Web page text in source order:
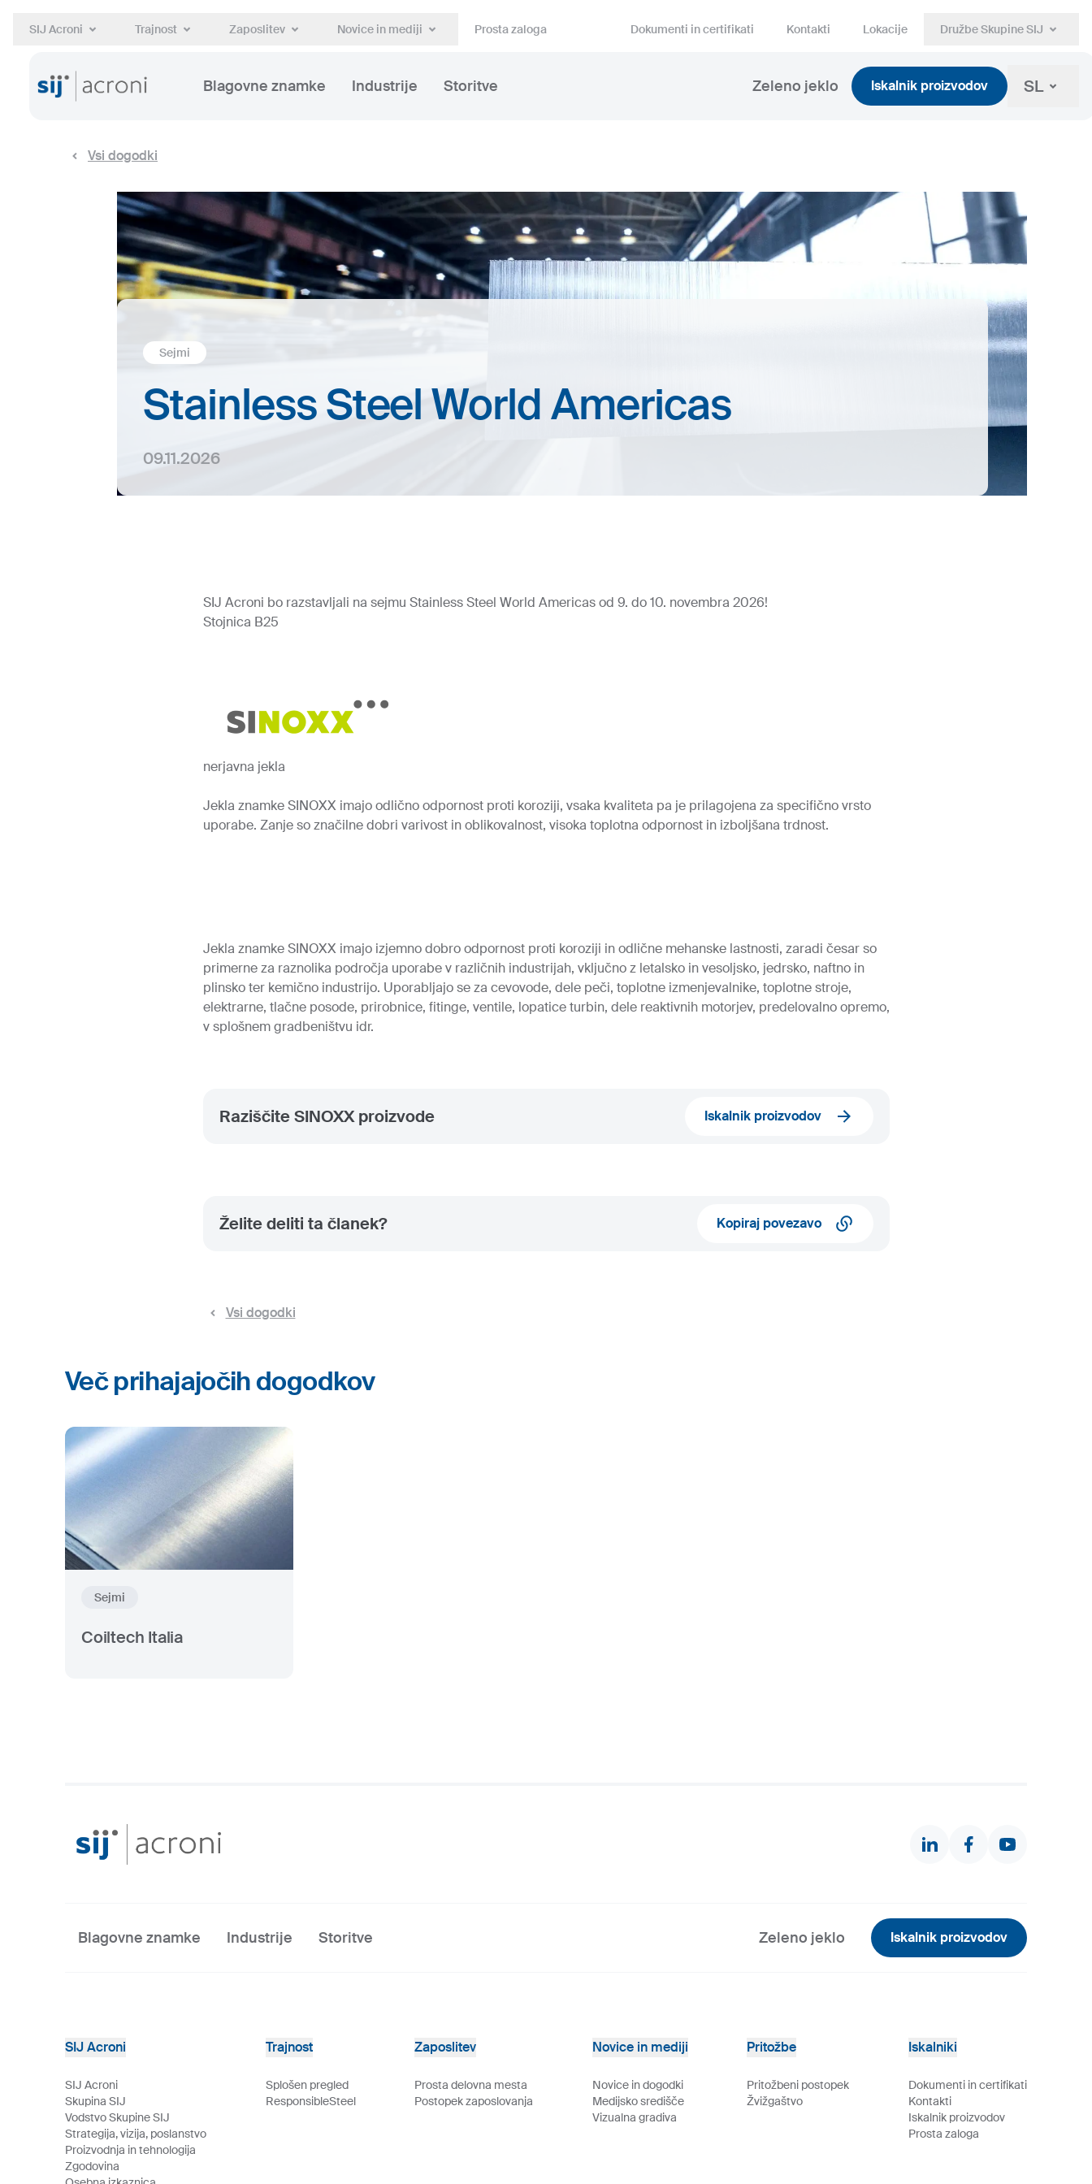
SIJ Acroni Trajnost Zaposlitev Novice in mediji Prosta zaloga Dokumenti in certifikati Kontakti Lokacije Družbe Skupine SIJ
Blagovne znamke Industrije Storitve Zeleno jeklo Iskalnik proizvodov SL
Vsi dogodki
Sejmi
Stainless Steel World Americas
09.11.2026
SIJ Acroni bo razstavljali na sejmu Stainless Steel World Americas od 9. do 10. novembra 2026!
Stojnica B25
nerjavna jekla
Jekla znamke SINOXX imajo odlično odpornost proti koroziji, vsaka kvaliteta pa je prilagojena za specifično vrsto
uporabe. Zanje so značilne dobri varivost in oblikovalnost, visoka toplotna odpornost in izboljšana trdnost.
Jekla znamke SINOXX imajo izjemno dobro odpornost proti koroziji in odlične mehanske lastnosti, zaradi česar so
primerne za raznolika področja uporabe v različnih industrijah, vključno z letalsko in vesoljsko, jedrsko, naftno in
plinsko ter kemično industrijo. Uporabljajo se za cevovode, dele peči, toplotne izmenjevalnike, toplotne stroje,
elektrarne, tlačne posode, prirobnice, fitinge, ventile, lopatice turbin, dele reaktivnih motorjev, predelovalno opremo,
v splošnem gradbeništvu idr.
Raziščite SINOXX proizvode Iskalnik proizvodov
Želite deliti ta članek? Kopiraj povezavo
Vsi dogodki
Več prihajajočih dogodkov
Sejmi
Coiltech Italia
Blagovne znamke Industrije Storitve Zeleno jeklo Iskalnik proizvodov
SIJ Acroni
SIJ Acroni
Skupina SIJ
Vodstvo Skupine SIJ
Strategija, vizija, poslanstvo
Proizvodnja in tehnologija
Zgodovina
Trajnost
Splošen pregled
ResponsibleSteel
Zaposlitev
Prosta delovna mesta
Postopek zaposlovanja
Novice in mediji
Novice in dogodki
Medijsko središče
Vizualna gradiva
Pritožbe
Pritožbeni postopek
Žvižgaštvo
Iskalniki
Dokumenti in certifikati
Kontakti
Iskalnik proizvodov
Prosta zaloga